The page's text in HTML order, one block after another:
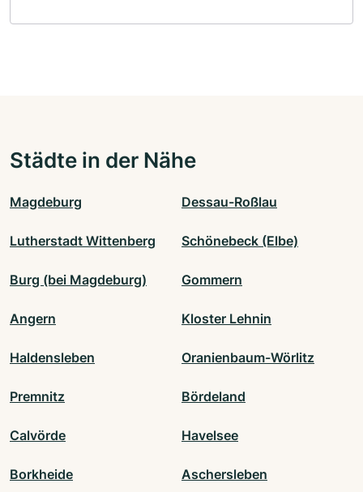
Städte in der Nähe
Magdeburg Dessau-Roßlau
Lutherstadt Wittenberg Schönebeck (Elbe)
Burg (bei Magdeburg) Gommern
Angern Kloster Lehnin
Haldensleben Oranienbaum-Wörlitz
Premnitz Bördeland
Calvörde Havelsee
Borkheide Aschersleben